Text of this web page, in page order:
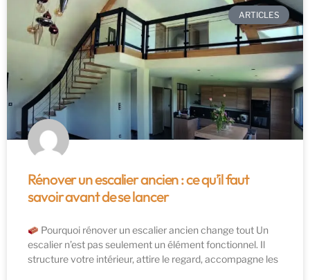
ARTICLES
Rénover un escalier ancien : ce qu’il faut
savoir avant de se lancer
Pourquoi rénover un escalier ancien change tout Un
escalier n’est pas seulement un élément fonctionnel. Il
structure votre intérieur, attire le regard, accompagne les